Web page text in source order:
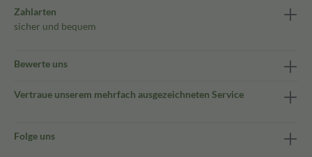
Zahlarten
sicher und bequem
Bewerte uns
Vertraue unserem mehrfach ausgezeichneten Service
Folge uns